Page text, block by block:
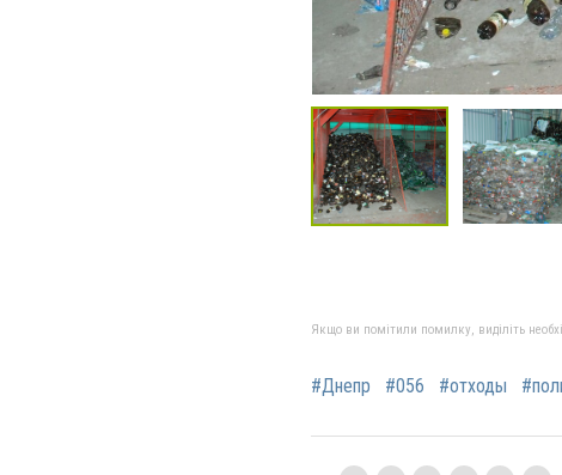
Якщо ви помітили помилку, виділіть
#Днепр #056 #отходы